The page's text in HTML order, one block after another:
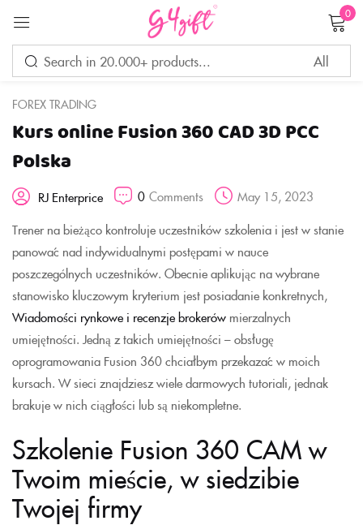
0
FOREX TRADING
Kurs online Fusion 360 CAD 3D PCC
Polska
RJ Enterprice 0 Comments
May 15, 2023
Trener na bieżąco kontroluje uczestników szkolenia i jest w stanie
panować nad indywidualnymi postępami w nauce
poszczególnych uczestników. Obecnie aplikując na wybrane
stanowisko kluczowym kryterium jest posiadanie konkretnych,
Wiadomości rynkowe i recenzje brokerów mierzalnych
umiejętności. Jedną z takich umiejętności – obsługę
oprogramowania Fusion 360 chciałbym przekazać w moich
kursach. W sieci znajdziesz wiele darmowych tutoriali, jednak
brakuje w nich ciągłości lub są niekompletne.
Szkolenie Fusion 360 CAM w
Twoim mieście, w siedzibie
Twojej firmy
Sign in
LOG IN
CREATE AN ACCOUNT